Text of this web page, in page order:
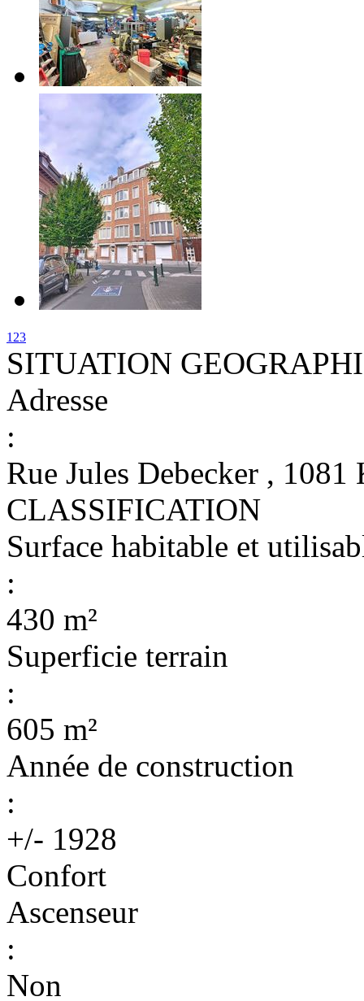
1 23
SITUATION
Adresse
:
Rue Jules Debecker ,
CLASSIFICATION
Surface habitable et
:
430 m²
Superficie terrain
:
605 m²
Année de construction
:
+/- 1928
Confort
Ascenseur
:
Non